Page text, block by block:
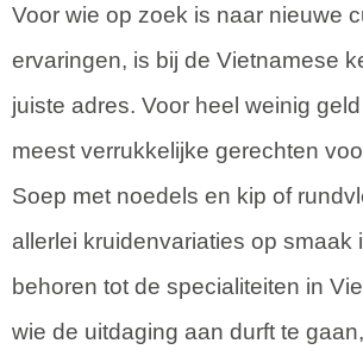
Voor wie op zoek is naar nieuwe
ervaringen, is bij de Vietnamese
juiste adres. Voor heel weinig
meest verrukkelijke gerechten
Soep met noedels en kip of
allerlei kruidenvariaties op smaak
behoren tot de specialiteiten in
wie de uitdaging aan durft te